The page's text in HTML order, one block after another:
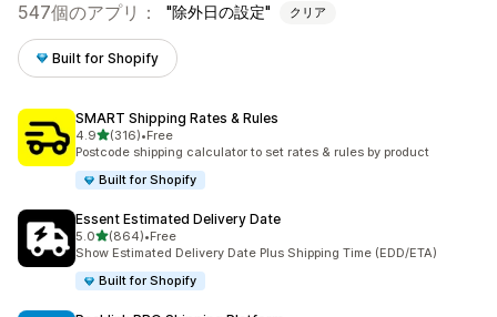
547個のアプリ： 除外日の設定 クリア
Built for Shopify
SMART Shipping Rates & Rules
4.95つ星中
(316)
合計レビュー数：316件
•Free
Postcode shipping calculator to set rates & rules by product
Built for Shopify
Essent Estimated Delivery Date
5.05つ星中
(864)
合計レビュー数：864件
•Free
Show Estimated Delivery Date Plus Shipping Time (EDD/ETA)
Built for Shopify